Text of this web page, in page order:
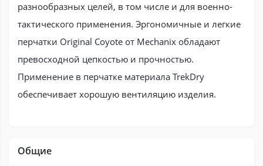
разнообразных целей, в том числе и для военно-
тактического применения. Эргономичные и легкие
перчатки Original Coyote от Mechanix обладают
превосходной цепкостью и прочностью.
Применение в перчатке материала TrekDry
обеспечивает хорошую вентиляцию изделия.
Общие